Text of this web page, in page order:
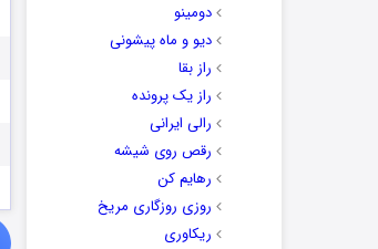
دومینو
دیو و ماه پیشونی
راز بقا
راز یک پرونده
رالی ایرانی
رقص روی شیشه
رهایم کن
روزی روزگاری مریخ
ریکاوری